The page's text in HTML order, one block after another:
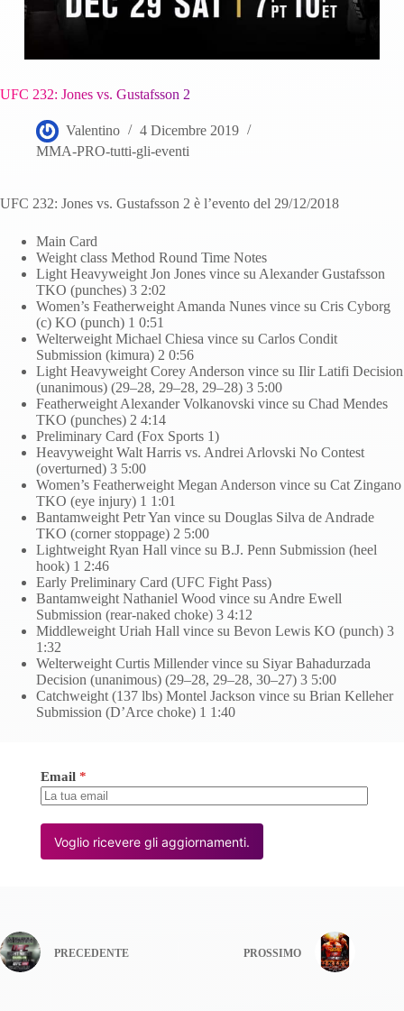
UFC 232: Jones vs. Gustafsson 2
Valentino
4 Dicembre 2019
MMA-PRO-tutti-gli-eventi
UFC 232: Jones vs. Gustafsson 2 è l’evento del 29/12/2018
Main Card
Weight class Method Round Time Notes
Light Heavyweight Jon Jones vince su Alexander Gustafsson
TKO (punches) 3 2:02
Women’s Featherweight Amanda Nunes vince su Cris Cyborg
(c) KO (punch) 1 0:51
Welterweight Michael Chiesa vince su Carlos Condit
Submission (kimura) 2 0:56
Light Heavyweight Corey Anderson vince su Ilir Latifi Decision
(unanimous) (29–28, 29–28, 29–28) 3 5:00
Featherweight Alexander Volkanovski vince su Chad Mendes
TKO (punches) 2 4:14
Preliminary Card (Fox Sports 1)
Heavyweight Walt Harris vs. Andrei Arlovski No Contest
(overturned) 3 5:00
Women’s Featherweight Megan Anderson vince su Cat Zingano
TKO (eye injury) 1 1:01
Bantamweight Petr Yan vince su Douglas Silva de Andrade
TKO (corner stoppage) 2 5:00
Lightweight Ryan Hall vince su B.J. Penn Submission (heel
hook) 1 2:46
Early Preliminary Card (UFC Fight Pass)
Bantamweight Nathaniel Wood vince su Andre Ewell
Submission (rear-naked choke) 3 4:12
Middleweight Uriah Hall vince su Bevon Lewis KO (punch) 3
1:32
Welterweight Curtis Millender vince su Siyar Bahadurzada
Decision (unanimous) (29–28, 29–28, 30–27) 3 5:00
Catchweight (137 lbs) Montel Jackson vince su Brian Kelleher
Submission (D’Arce choke) 1 1:40
Email *
Voglio ricevere gli aggiornamenti.
PRECEDENTE PROSSIMO